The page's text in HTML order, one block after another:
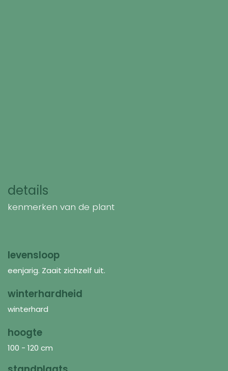
details
kenmerken van de plant
levensloop
eenjarig. Zaait zichzelf uit.
winterhardheid
winterhard
hoogte
100 - 120 cm